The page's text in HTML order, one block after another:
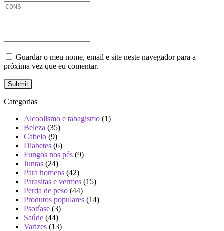
Guardar o meu nome, email e site neste navegador para a
próxima vez que eu comentar.
Categorias
Alcoolismo e tabagismo (1)
Beleza (35)
Cabelo (9)
Diabetes (6)
Fungos nos pés (9)
Juntas (24)
Para homens (42)
Parasitas e vermes (15)
Perda de peso (44)
Produtos populares (14)
Psoríase (3)
Saúde (44)
Varizes (13)